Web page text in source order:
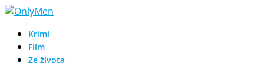
Krimi
Film
Ze života